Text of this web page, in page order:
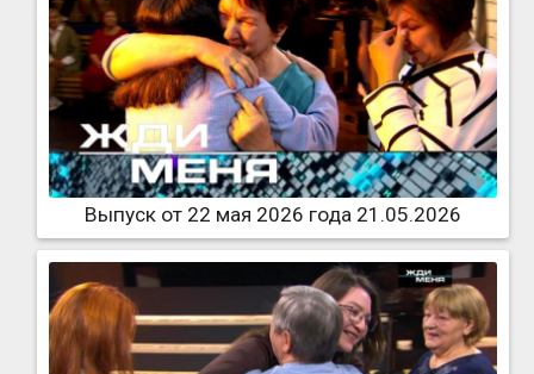
Выпуск от 22 мая 2026 года 21.05.2026